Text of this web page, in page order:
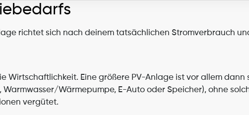
richtet sich nach deinem tatsächlichen Stromverbrauch
Wirtschaftlichkeit. Eine größere PV-Anlage ist vor allem
Warmwasser/Wärmepumpe, E-Auto oder Speicher), ohne
vergütet.